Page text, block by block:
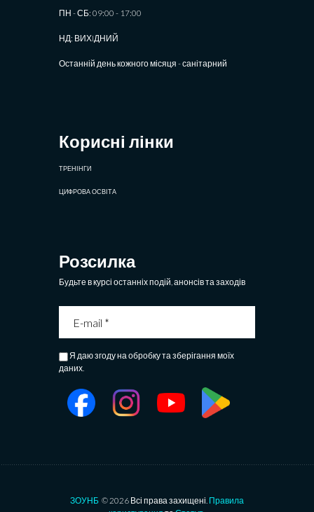
ПН - СБ: 09:00 - 17:00
НД: ВИХIДНИЙ
Останній день кожного місяця - санітарний
Корисні лінки
ТРЕНІНГИ
ЦИФРОВА ОСВІТА
Розсилка
Будьте в курсі останніх подій, анонсів та заходів
Я даю згоду на обробку та зберігання моїх
даних.
ЗОУНБ © 2026 Всі права захищені. Правила